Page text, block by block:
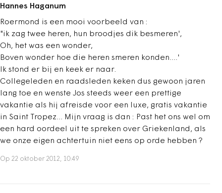
Hannes Haganum
Roermond is een mooi voorbeeld van :
"ik zag twee heren, hun broodjes dik besmeren',
Oh, het was een wonder,
Boven wonder hoe die heren smeren konden....'
Ik stond er bij en keek er naar.
Collegeleden en raadsleden keken dus gewoon jaren
lang toe en wenste Jos steeds weer een prettige
vakantie als hij afreisde voor een luxe, gratis vakantie
in Saint Tropez... Mijn vraag is dan : Past het ons wel om
een hard oordeel uit te spreken over Griekenland, als
we onze eigen achtertuin niet eens op orde hebben ?
Op 22 oktober 2012, 10:49